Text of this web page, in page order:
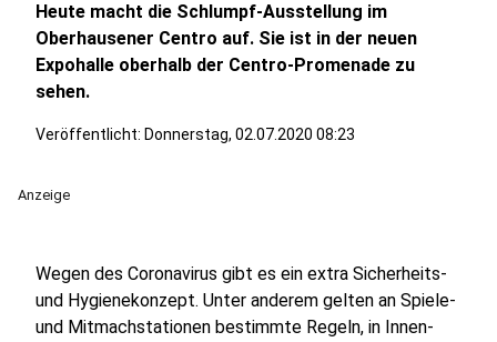
Heute macht die Schlumpf-Ausstellung im
Oberhausener Centro auf. Sie ist in der neuen
Expohalle oberhalb der Centro-Promenade zu
sehen.
Veröffentlicht: Donnerstag, 02.07.2020 08:23
Anzeige
Wegen des Coronavirus gibt es ein extra Sicherheits-
und Hygienekonzept. Unter anderem gelten an Spiele-
und Mitmachstationen bestimmte Regeln, in Innen-